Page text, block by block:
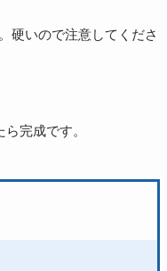
硬いので注意してくださ
完成です。